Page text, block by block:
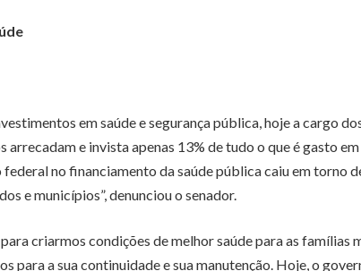
em saúde e segurança pública, hoje a cargo
e invista apenas 13% de tudo o que é gasto
no financiamento da saúde pública caiu em torno
e municípios”, denunciou o senador.
criarmos condições de melhor saúde para as famílias
a sua continuidade e sua manutenção. Hoje, o